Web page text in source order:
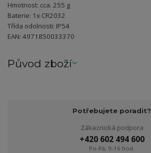
Hmotnost: cca. 255 g
Baterie: 1x CR2032
Třída odolnosti: IP54
EAN: 4971850033370
Původ zboží
Potřebujete poradit?
Zákaznická podpora
+420 602 494 600
Po-Pá, 9-16 hod.